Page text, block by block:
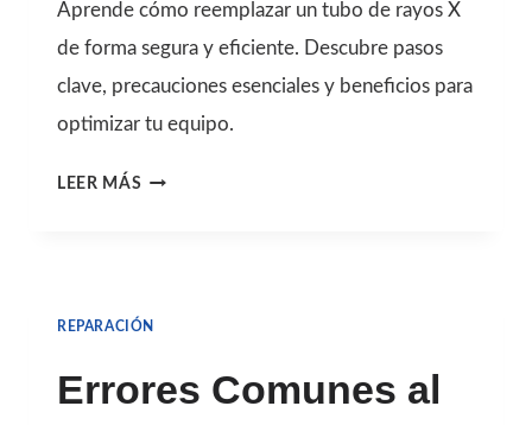
Aprende cómo reemplazar un tubo de rayos X
de forma segura y eficiente. Descubre pasos
clave, precauciones esenciales y beneficios para
optimizar tu equipo.
LEER MÁSPROCESO
TUBO
REPARACIÓN
Errores Comunes al